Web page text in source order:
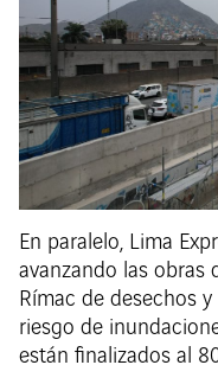
En paralelo, Lima
avanzando las obras
Rímac de desechos
riesgo de
están finalizados al